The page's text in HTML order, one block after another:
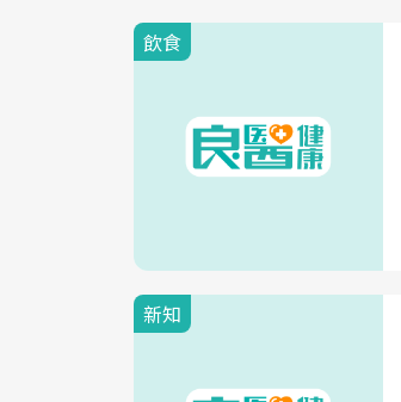
飲食
新知